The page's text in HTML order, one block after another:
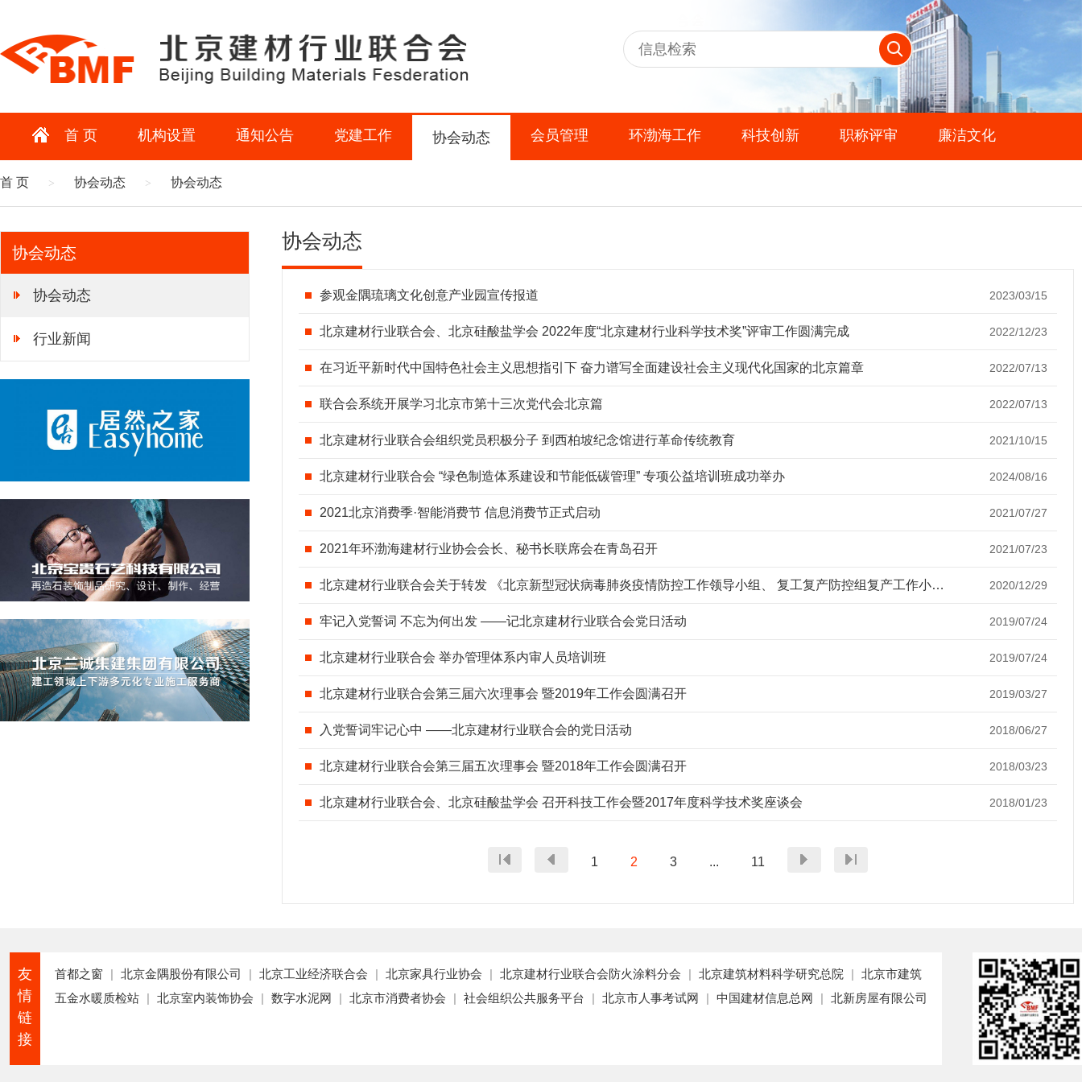
首 页 机构设置 通知公告 党建工作 协会动态 会员管理 环渤海工作 科技创新 职称评审 廉洁文化
首 页 > 协会动态 > 协会动态
协会动态
2023/03/15
参观金隅琉璃文化创意产业园宣传报道
2022/12/23
北京建材行业联合会、北京硅酸盐学会 2022年度“北京建材行业科学技术奖”评审工作圆满完成
2022/07/13
在习近平新时代中国特色社会主义思想指引下 奋力谱写全面建设社会主义现代化国家的北京篇章
2022/07/13
​联合会系统开展学习北京市第十三次党代会北京篇
2021/10/15
北京建材行业联合会组织党员积极分子 到西柏坡纪念馆进行革命传统教育
2024/08/16
北京建材行业联合会 “绿色制造体系建设和节能低碳管理” 专项公益培训班成功举办
2021/07/27
2021北京消费季·智能消费节 信息消费节正式启动
2021/07/23
2021年环渤海建材行业协会会长、秘书长联席会在青岛召开
2020/12/29
北京建材行业联合会关于转发 《北京新型冠状病毒肺炎疫情防控工作领导小组、 复工复产防控组复产工作小组<关于全市工业企业从严落实 防控措施切实做好疫情防控工作的通知>》的通知
2019/07/24
牢记入党誓词 不忘为何出发 ——记北京建材行业联合会党日活动
2019/07/24
北京建材行业联合会 举办管理体系内审人员培训班
2019/03/27
北京建材行业联合会第三届六次理事会 暨2019年工作会圆满召开
2018/06/27
入党誓词牢记心中 ——北京建材行业联合会的党日活动
2018/03/23
北京建材行业联合会第三届五次理事会 暨2018年工作会圆满召开
2018/01/23
北京建材行业联合会、北京硅酸盐学会 召开科技工作会暨2017年度科学技术奖座谈会
1 2 3 ... 11
协会动态
协会动态
行业新闻
友
情
链
接
首都之窗 | 北京金隅股份有限公司 | 北京工业经济联合会 | 北京家具行业协会 | 北京建材行业联合会防火涂料分会 | 北京建筑材料科学研究总院 | 北京市建筑
五金水暖质检站 | 北京室内装饰协会 | 数字水泥网 | 北京市消费者协会 | 社会组织公共服务平台 | 北京市人事考试网 | 中国建材信息总网 | 北新房屋有限公司